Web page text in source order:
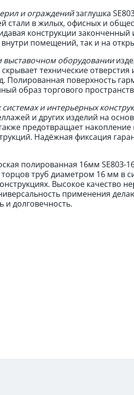
и огражденийзаглушка
стали в жилых, офисных и
конструкции законченный
внутри помещений, так и на
выставочном оборудовании
скрывает технические
Полированная поверхность
образ торгового
и интерьерных
и других изделий на
предотвращает
Надёжная фиксация
полированная 16мм
труб диаметром 16 мм в
Высокое качество
применения
и долговечность.